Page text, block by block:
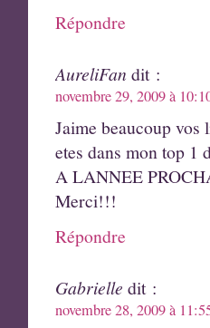
Répondre
AureliFan dit :
novembre 29, 2009 à
Jaime beaucoup vos
etes dans mon top
A LANNEE
Merci!!!
Répondre
Gabrielle dit :
novembre 28, 2009 à